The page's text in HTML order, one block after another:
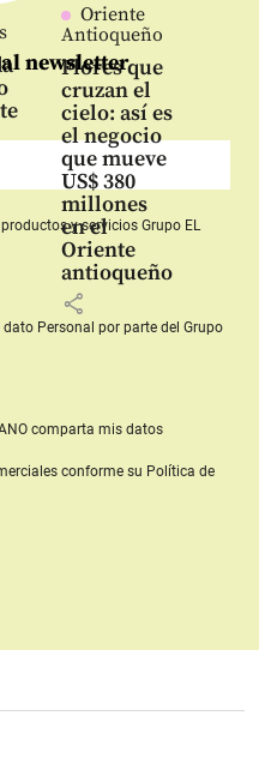
Oriente
Antioqueño
Flores que
cruzan el
cielo: así es
el negocio
que mueve
US$ 380
millones
en el
Oriente
antioqueño
share
newsletter
y serviciosGrupo EL
Personal por parte del Grupo
comparta mis datos
conforme su Política de